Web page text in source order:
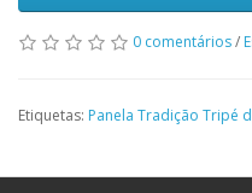
0 comentários/
Etiquetas: Panela Tradição Tripé